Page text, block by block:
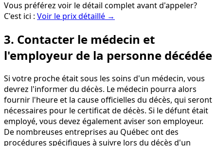
Vous préférez voir le détail complet avant d'appeler?
C'est ici : Voir le prix détaillé →
3. Contacter le médecin et
l'employeur de la personne décédée
Si votre proche était sous les soins d'un médecin, vous
devrez l'informer du décès. Le médecin pourra alors
fournir l'heure et la cause officielles du décès, qui seront
nécessaires pour le certificat de décès. Si le défunt était
employé, vous devez également aviser son employeur.
De nombreuses entreprises au Québec ont des
procédures spécifiques à suivre lors du décès d'un